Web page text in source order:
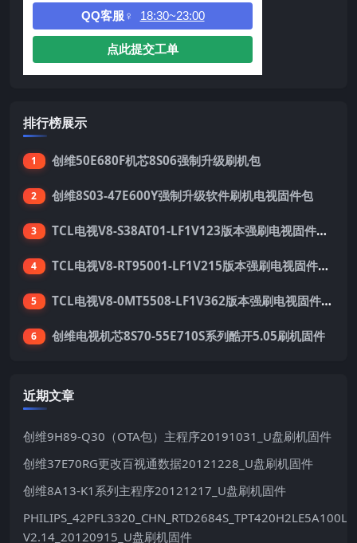
QQ客服♀ 18:30~23:00
点此提交工单
排行榜展示
1 创维50E680F机芯8S06强制升级刷机包
2 创维8S03-47E600Y强制升级软件刷机电视固件包
3 TCL电视V8-S38AT01-LF1V123版本强刷电视固件包下载
4 TCL电视V8-RT95001-LF1V215版本强刷电视固件包下载
5 TCL电视V8-0MT5508-LF1V362版本强刷电视固件包下载
6 创维电视机芯8S70-55E710S系列酷开5.05刷机固件
近期文章
创维9H89-Q30（OTA包）主程序20191031_U盘刷机固件
创维37E70RG更改百视通数据20121228_U盘刷机固件
创维8A13-K1系列主程序20121217_U盘刷机固件
V2.14_20120915_U盘刷机固件